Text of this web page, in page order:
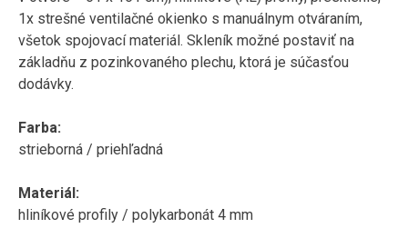
1x strešné ventilačné okienko s manuálnym otváraním,
všetok spojovací materiál. Skleník možné postaviť na
základňu z pozinkovaného plechu, ktorá je súčasťou
dodávky.
Farba:
strieborná / priehľadná
Materiál:
hliníkové profily / polykarbonát 4 mm